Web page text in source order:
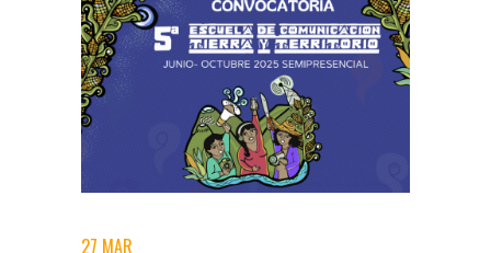
27 MAR